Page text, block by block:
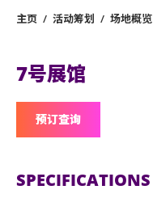
主页 / 活动筹划 / 场地概览
7号展馆
预订查询
SPECIFICATIONS